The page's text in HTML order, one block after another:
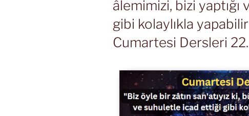
âlemimizi, bizi
gibi kolaylıkla yapabilir
Cumartesi Dersleri